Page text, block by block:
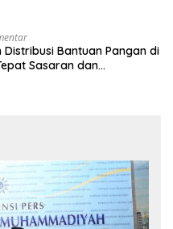
Distribusi Bantuan Pangan di
Sasaran dan